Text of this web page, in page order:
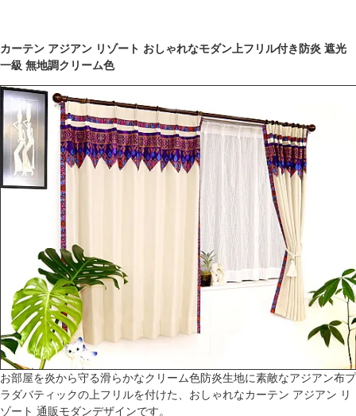
カーテン アジアン リゾート おしゃれなモダン上フリル付き防炎 遮光
一級 無地調クリーム色
お部屋を炎から守る滑らかなクリーム色防炎生地に素敵なアジアン布プ
ラダバティックの上フリルを付けた、おしゃれなカーテン アジアン リ
ゾート 通販モダンデザインです。